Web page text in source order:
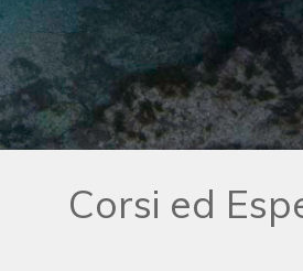
Corsi ed